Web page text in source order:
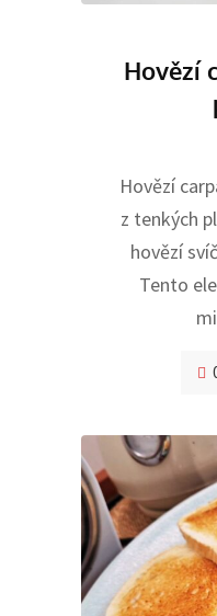
Hovězí
Hovězí
z tenkých
hovězí
Tento